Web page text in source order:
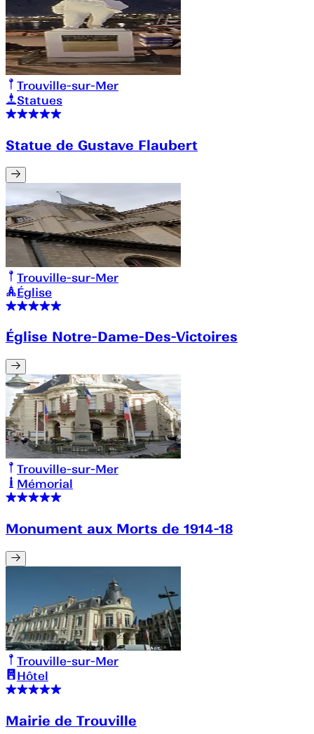
Trouville-sur-Mer
Statues
Statue de Gustave Flaubert
Trouville-sur-Mer
Église
Église Notre-Dame-Des-Victoires
Trouville-sur-Mer
Mémorial
Monument aux Morts de 1914-18
Trouville-sur-Mer
Hôtel
Mairie de Trouville